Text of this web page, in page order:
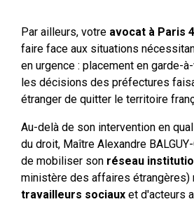
Par ailleurs, votre avocat à Paris 4
faire face aux situations
en urgence : placement en garde-
les décisions des préfectures
étranger de quitter le territoire
Au-delà de son intervention en
du droit, Maître Alexandre
de mobiliser sonréseau
ministère des affaires étrangères)
travailleurs sociaux et d'acteurs